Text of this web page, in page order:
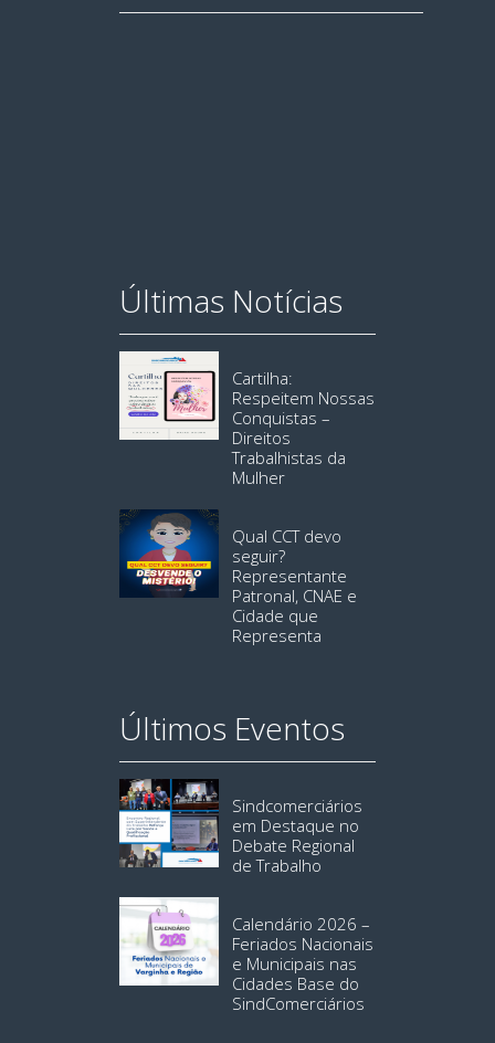
Últimas Notícias
Cartilha:
Respeitem Nossas
Conquistas –
Direitos
Trabalhistas da
Mulher
Qual CCT devo
seguir?
Representante
Patronal, CNAE e
Cidade que
Representa
Últimos Eventos
Sindcomerciários
em Destaque no
Debate Regional
de Trabalho
Calendário 2026 –
Feriados Nacionais
e Municipais nas
Cidades Base do
SindComerciários